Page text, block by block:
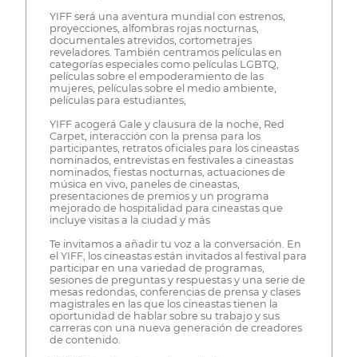
YIFF será una aventura mundial con estrenos,
proyecciones, alfombras rojas nocturnas,
documentales atrevidos, cortometrajes
reveladores. También centramos películas en
categorías especiales como películas LGBTQ,
películas sobre el empoderamiento de las
mujeres, películas sobre el medio ambiente,
películas para estudiantes,
YIFF acogerá Gale y clausura de la noche, Red
Carpet, interacción con la prensa para los
participantes, retratos oficiales para los cineastas
nominados, entrevistas en festivales a cineastas
nominados, fiestas nocturnas, actuaciones de
música en vivo, paneles de cineastas,
presentaciones de premios y un programa
mejorado de hospitalidad para cineastas que
incluye visitas a la ciudad y más
Te invitamos a añadir tu voz a la conversación. En
el YIFF, los cineastas están invitados al festival para
participar en una variedad de programas,
sesiones de preguntas y respuestas y una serie de
mesas redondas, conferencias de prensa y clases
magistrales en las que los cineastas tienen la
oportunidad de hablar sobre su trabajo y sus
carreras con una nueva generación de creadores
de contenido.